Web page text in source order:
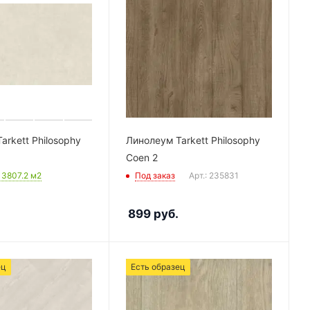
Philosophy
3807.2 м2
Линолеум Tarkett Philosophy
Coen 2
Под заказ Арт.: 235831
899 руб.
Есть образец